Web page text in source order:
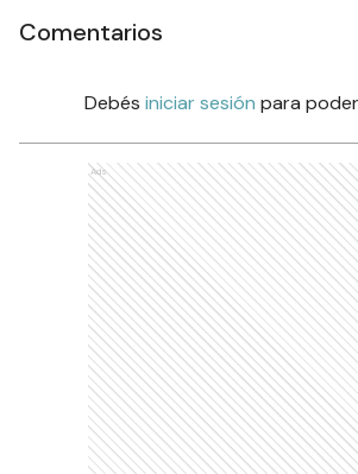
Comentarios
Debés iniciar sesión para
Ads